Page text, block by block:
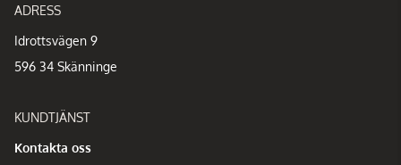
ADRESS
Idrottsvägen 9
596 34 Skänninge
KUNDTJÄNST
Kontakta oss